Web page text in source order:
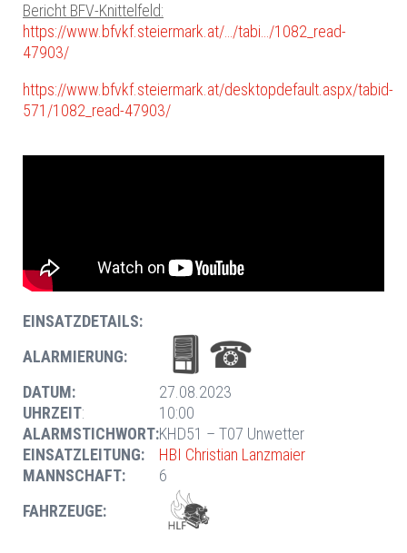
Bericht BFV-Knittelfeld:
https://www.bfvkf.steiermark.at/…/tabi…/1082_read-
47903/
https://www.bfvkf.steiermark.at/desktopdefault.aspx/tabid-
571/1082_read-47903/
EINSATZDETAILS:
ALARMIERUNG:
DATUM:
27.08.2023
UHRZEIT:
10:00
ALARMSTICHWORT:KHD51 – T07 Unwetter
EINSATZLEITUNG:
HBI Christian Lanzmaier
MANNSCHAFT:
6
FAHRZEUGE: